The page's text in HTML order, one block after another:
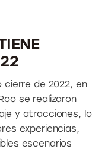
cierre de 2022, en
se realizaron
y atracciones, lo
experiencias,
escenarios